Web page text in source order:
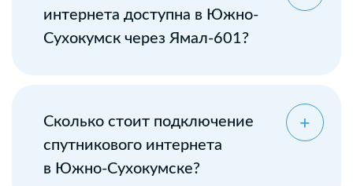
интернета доступна в Южно-
Сухокумск через Ямал-601?
Сколько стоит подключение
спутникового интернета
в Южно-Сухокумске?